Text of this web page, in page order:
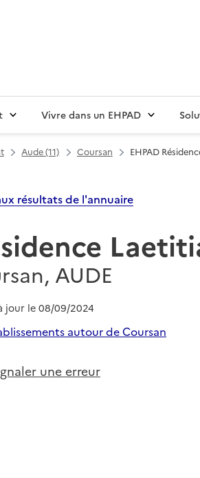
Vivre dans un EHPAD
Aude (11) Coursan EHPAD
résultats de l'annuaire
AUDE
jour le 08/09/2024
autour de Coursan
une erreur